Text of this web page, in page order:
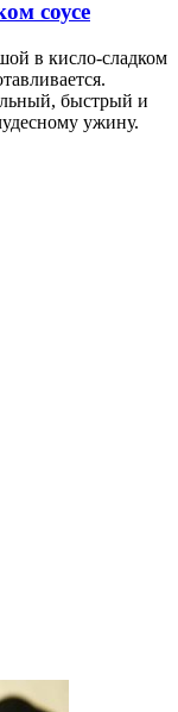
соусе
в кисло-сладком
быстрый и
ужину.